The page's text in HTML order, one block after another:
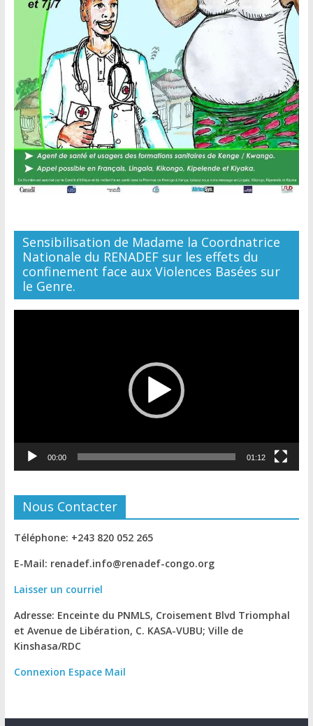
Sensibilisation de Madame la Coordnatrice
Nationale du RENADEF sur les effets du
confinement face aux Violences Basées sur
le Genre.
00:00 01:12
Nous Contacter
Téléphone: +243 820 052 265
E-Mail: renadef.info@renadef-congo.org
Laisser un courriel
Adresse: Enceinte du PNMLS, Croisement Blvd Triomphal
et Avenue de Libération, C. KASA-VUBU; Ville de
Kinshasa/RDC
Connexion Espace Mail